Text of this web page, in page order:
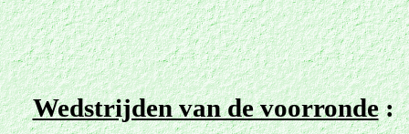
Wedstrijden van de voorronde: